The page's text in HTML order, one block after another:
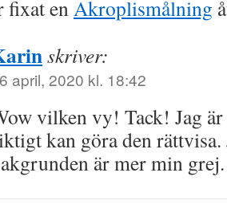
fixat enAkroplismålning
skriver:
april, 2020 kl. 18:42
vilken vy! Tack! Jag
kan göra den
är mer min grej.